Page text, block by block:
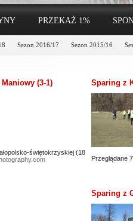
PRZEKAŻ 1%
Sezon 2016/17 Sezon 2015/16
(3-1)
świętokrzyskiej (18
Sparing z
Przeglądane
Sparing z